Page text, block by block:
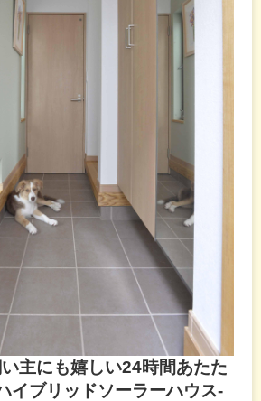
主にも嬉しい24時間あたた
イブリッドソーラーハウス-